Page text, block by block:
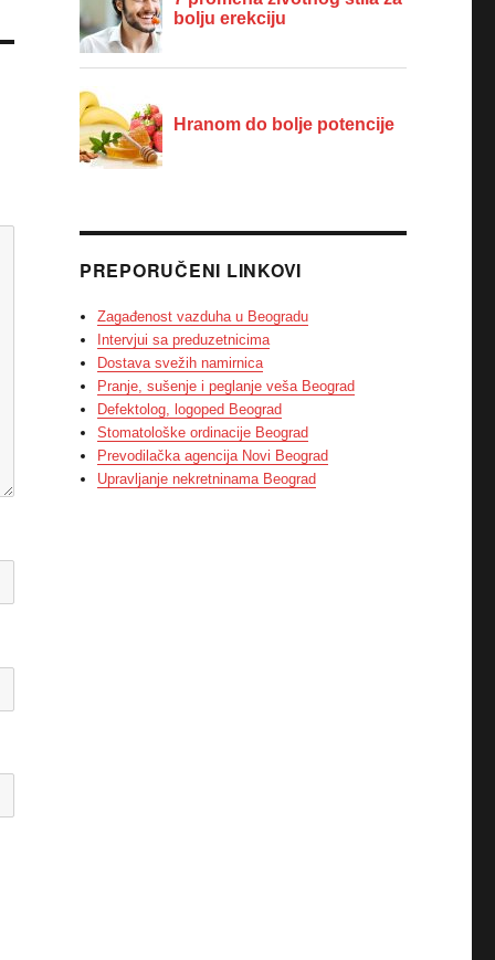
PREPORUČENI LINKOVI
Zagađenost vazduha u Beogradu
Intervjui sa preduzetnicima
Dostava svežih namirnica
Pranje, sušenje i peglanje veša Beograd
Defektolog, logoped Beograd
Stomatološke ordinacije Beograd
Prevodilačka agencija Novi Beograd
Upravljanje nekretninama Beograd